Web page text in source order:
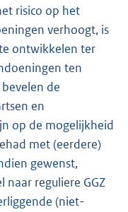
risico op het
verhoogt, is
ontwikkelen ter
ten
de
en
op de mogelijkheid
met (eerdere)
gewenst,
naar reguliere GGZ
(niet-